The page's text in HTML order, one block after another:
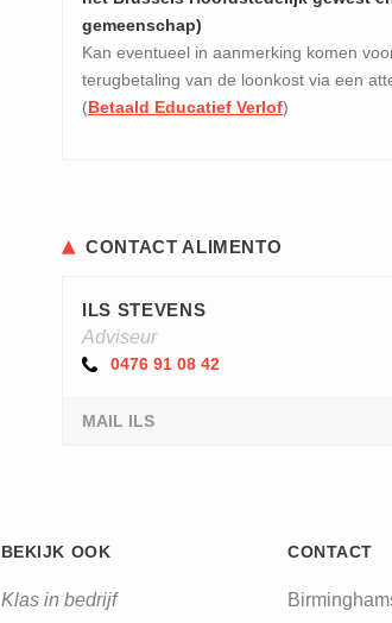
gemeenschap)
Kan eventueel in aanmerking komen
terugbetaling van de loonkost via een
(Betaald Educatief Verlof)
CONTACT ALIMENTO
ILS STEVENS
Adviseur
0476 91 08 42
MAIL ILS
BEKIJK OOK
Klas in bedrijf
CONTACT